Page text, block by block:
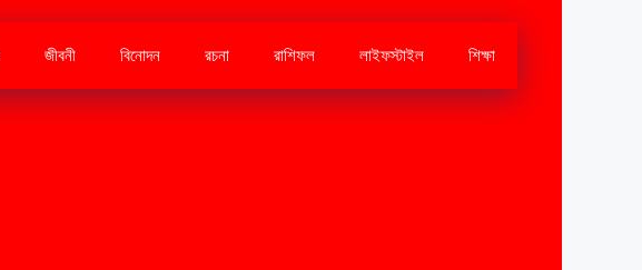
জীবনী বিনোদন রচনা রাশিফল লাইফস্টাইল শিক্ষা